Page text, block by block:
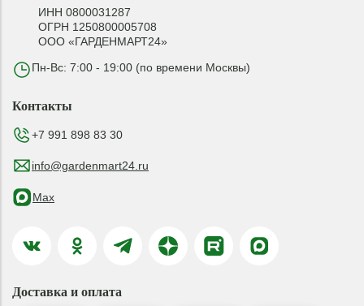
ИНН 0800031287
ОГРН 1250800005708
ООО «ГАРДЕНМАРТ24»
Пн-Вс: 7:00 - 19:00 (по времени Москвы)
Контакты
+7 991 898 83 30
info@gardenmart24.ru
Max
Доставка и оплата